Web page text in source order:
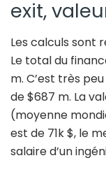
exit,
Les calculs sont
Le total du
m. C’est très
de $687 m. La
(moyenne
est de 71k $, le
salaire d’un